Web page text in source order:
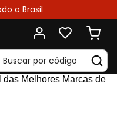
o Brasil
Buscar por código